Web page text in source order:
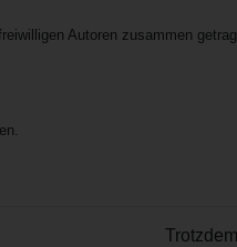
Autoren zusammen